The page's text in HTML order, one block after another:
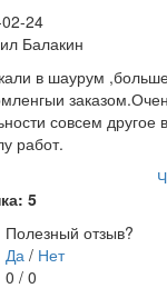
24
Балакин
в шаурум
совсем другое
работ.
5
Полезный отзыв?
Да / Нет
0 / 0